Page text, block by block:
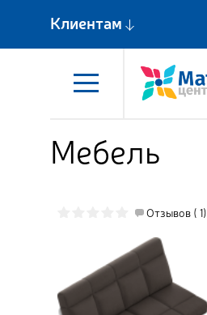
Клиентам
Мебель
Отзывов ( 1)